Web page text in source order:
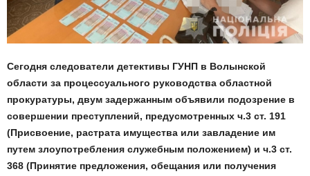
Сегодня следователи детективы ГУНП в Волынской
области за процессуального руководства областной
прокуратуры, двум задержанным объявили подозрение в
совершении преступлений, предусмотренных ч.3 ст. 191
(Присвоение, растрата имущества или завладение им
путем злоупотребления служебным положением) и ч.3 ст.
368 (Принятие предложения, обещания или получения